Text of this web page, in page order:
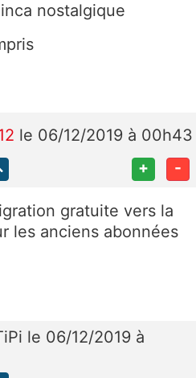
nostalgique
le 06/12/2019 à 00h43
+ -
gratuite vers la
les anciens abonnées
le 06/12/2019 à